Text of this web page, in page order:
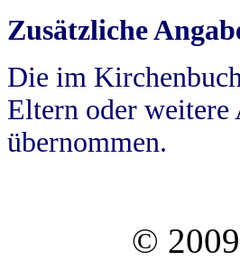
Zusätzliche
Die im
Eltern oder
übernommen.
©